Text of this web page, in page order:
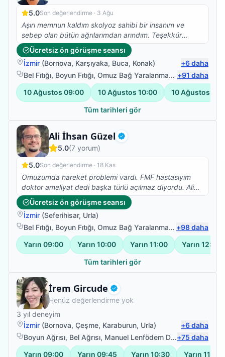
5.0Son değerlendirme · 3 Ağu
Aşırı memnun kaldım skolyoz sahibi bir insanım ve
sebep olan bütün ağrılarımdan arındım. Teşekkür
ederim Burak Bey
Ücretsiz ön görüşme seansı
İzmir (Bornova, Karşıyaka, Buca, Konak) +6daha
Bel Fıtığı, Boyun Fıtığı, Omuz Bağ Yaralanması ,Protez
+91 daha
10 Ağustos 09:00 10 Ağustos 10:00 10 Ağustos
Tüm tarihleri gör
Ali İhsan Güzel Doğrulanmış
Fizyoterapist
5.0(7 yorum)
5.0Son değerlendirme · 18 Kas
Omuzumda hareket problemi vardı. FMF hastasıyım
doktor ameliyat dedi başka türlü açılmaz diyordu. Ali
ihsan bey sayesinde omuzum açıldı. Doktoruma
gösterdim omuzda açılma gördüğü için ne
yaptırıyorsan yaptırmaya devam et dedi. Ali ihsan bey
e çok teşşekkür ederim onun sayesinde ameliyattan
kurtuldum.
Ücretsiz ön görüşme seansı
İzmir (Seferihisar, Urla)
Bel Fıtığı, Boyun Fıtığı, Omuz Bağ Yaralanması ,Protez
+98daha
Yarın 09:00 Yarın 10:00 Yarın 11:00 Yarın 12:00
Tüm tarihleri gör
İrem Gircude Doğrulanmış
Fizyoterapist
Henüz değerlendirme yok
3 yıl deneyim
İzmir (Bornova, Çeşme, Karaburun, Urla) +6daha
Boyun Ağrısı, Bel Ağrısı, Manuel Lenfödem Drenajı ,Pediatrik
+75 daha
Yarın 09:00 Yarın 09:45 Yarın 10:30 Yarın 11:15